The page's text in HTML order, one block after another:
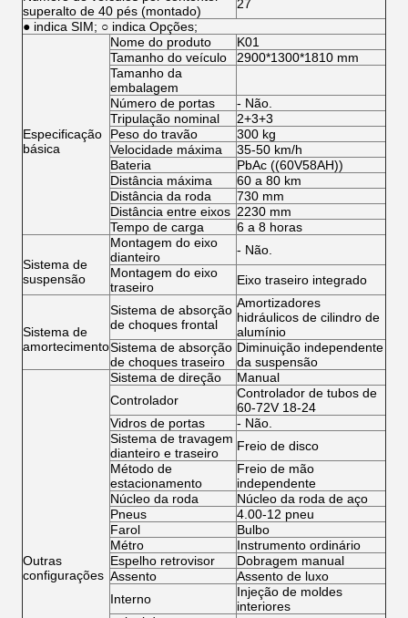
superalto de 40 pés (montado)
27
● indica SIM; ○ indica Opções;
Especificação
básica
Nome do produto
K01
Tamanho do veículo
2900*1300*1810 mm
Tamanho da
embalagem
Número de portas
- Não.
Tripulação nominal
2+3+3
Peso do travão
300 kg
Velocidade máxima
35-50 km/h
Bateria
PbAc ((60V58AH))
Distância máxima
60 a 80 km
Distância da roda
730 mm
Distância entre eixos 2230 mm
Tempo de carga
6 a 8 horas
Sistema de
suspensão
Montagem do eixo
dianteiro
- Não.
Montagem do eixo
traseiro
Eixo traseiro integrado
Sistema de
amortecimento
Sistema de absorção
de choques frontal
Amortizadores
hidráulicos de cilindro de
alumínio
Sistema de absorção
de choques traseiro
Diminuição independente
da suspensão
Outras
configurações
Sistema de direção
Manual
Controlador
Controlador de tubos de
60-72V 18-24
Vidros de portas
- Não.
Sistema de travagem
dianteiro e traseiro
Freio de disco
Método de
estacionamento
Freio de mão
independente
Núcleo da roda
Núcleo da roda de aço
Pneus
4.00-12 pneu
Farol
Bulbo
Métro
Instrumento ordinário
Espelho retrovisor
Dobragem manual
Assento
Assento de luxo
Interno
Injeção de moldes
interiores